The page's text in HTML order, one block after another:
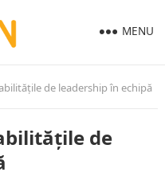
MENU
de leadership în echipă
de